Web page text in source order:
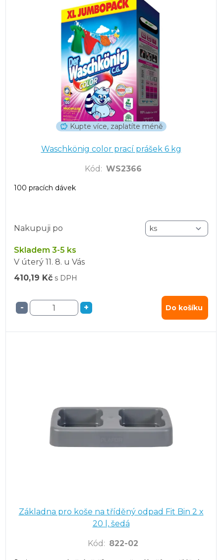
Kupte více, zaplatíte méně
Waschkönig color prací prášek 6 kg
Kód : WS2366
100 pracích dávek
Nakupuji po
Skladem 3-5 ks
V úterý 11. 8. u Vás
410,19 Kč s DPH
- + Do košíku
Základna pro koše na tříděný odpad Fit Bin 2 x
20 l, šedá
Kód : 822-02